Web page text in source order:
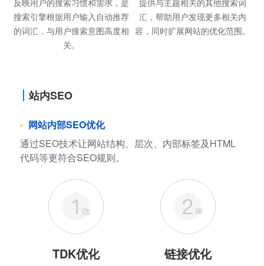
搜索引擎根据用户输入自动推荐
的词汇，与用户搜索意图高度相
关。
汇，帮助用户发现更多相关内
容，同时扩展网站的优化范围。
站内SEO
网站内部SEO优化
通过SEO技术让网站结构、层次、内部标签及HTML
代码等更符合SEO规则。
TDK优化 链接优化